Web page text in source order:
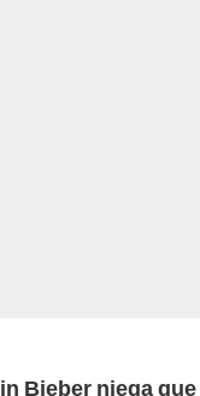
Bieber niega que